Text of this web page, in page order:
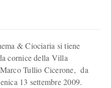
& Ciociaria si tiene
cornice della Villa
Tullio Cicerone, da
13 settembre 2009.